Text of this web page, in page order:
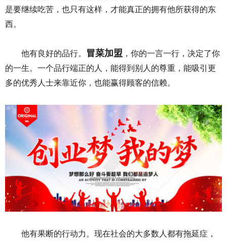
是要继续吃苦，也只有这样，才能真正的拥有他所获得的东
西。
他有良好的品行。 冒菜加盟 ，你的一言一行，决定了你
的一生。一个品行端正的人，能得到别人的尊重，能吸引更
多的优秀人士来靠近你，也能赢得顾客的信赖。
他有果断的行动力。现在社会的大多数人都有拖延症，